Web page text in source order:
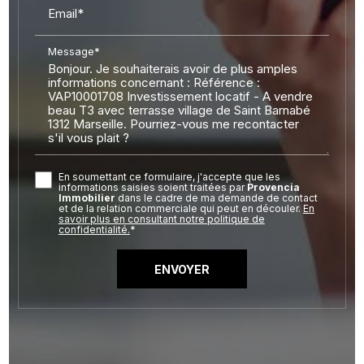
Email*
Message*
En soumettant ce formulaire, j'accepte que les
informations saisies soient traitées parProvencia
Immobilier dans le cadre de ma demande de contact
et de la relation commerciale qui peut en découler. En
savoir plus en consultant notre politique de
confidentialité.*